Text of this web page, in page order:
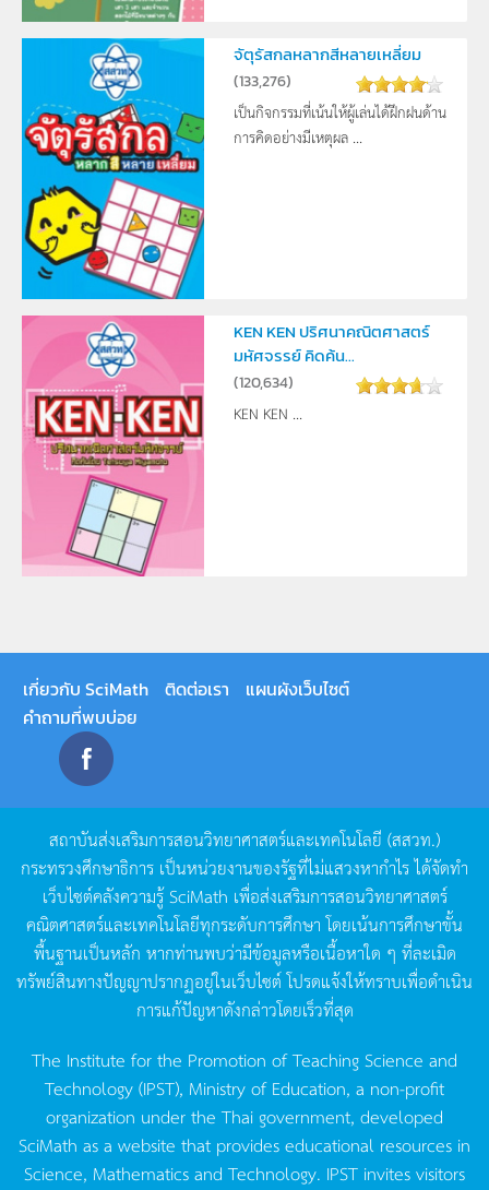
จัตุรัสกลหลากสีหลายเหลี่ยม
(133,276)
เป็นกิจกรรมที่เน้นให้ผู้เล่นได้ฝึกฝนด้าน
การคิดอย่างมีเหตุผล ...
KEN KEN ปริศนาคณิตศาสตร์
มหัศจรรย์ คิดค้น...
(120,634)
KEN KEN ...
เกี่ยวกับ SciMath ติดต่อเรา
แผนผังเว็บไซต์
คำถามที่พบบ่อย
สถาบันส่งเสริมการสอนวิทยาศาสตร์และเทคโนโลยี (สสวท.)
กระทรวงศึกษาธิการ เป็นหน่วยงานของรัฐที่ไม่แสวงหากำไรได้จัดทำ
เว็บไซต์คลังความรู้SciMath เพื่อส่งเสริมการสอนวิทยาศาสตร์
คณิตศาสตร์และเทคโนโลยีทุกระดับการศึกษา โดยเน้นการศึกษาขั้น
พื้นฐานเป็นหลัก หากท่านพบว่ามีข้อมูลหรือเนื้อหาใด ๆ ที่ละเมิด
ทรัพย์สินทางปัญญาปรากฏอยู่ในเว็บไซต์โปรดแจ้งให้ทราบเพื่อดำเนิน
การแก้ปัญหาดังกล่าวโดยเร็วที่สุด
The Institute for the Promotion of Teaching Science and
Technology (IPST), Ministry of Education, a non-profit
organization under the Thai government, developed
SciMath as a website that provides educational resources in
Science, Mathematics and Technology. IPST invites visitors